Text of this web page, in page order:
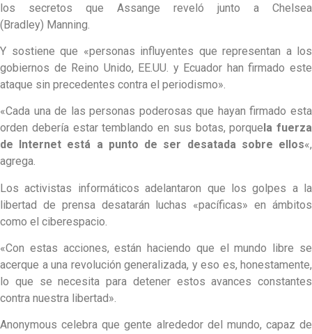
los secretos que Assange reveló junto a Chelsea
(Bradley) Manning.
Y sostiene que «personas influyentes que representan a los
gobiernos de Reino Unido, EE.UU. y Ecuador han firmado este
ataque sin precedentes contra el periodismo».
«Cada una de las personas poderosas que hayan firmado esta
orden debería estar temblando en sus botas, porque la fuerza
de Internet está a punto de ser desatada sobre ellos«,
agrega.
Los activistas informáticos adelantaron que los golpes a la
libertad de prensa desatarán luchas «pacíficas» en ámbitos
como el ciberespacio.
«Con estas acciones, están haciendo que el mundo libre se
acerque a una revolución generalizada, y eso es, honestamente,
lo que se necesita para detener estos avances constantes
contra nuestra libertad».
Anonymous celebra que gente alrededor del mundo, capaz de